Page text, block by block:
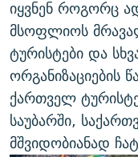
იყვნენ როგორც
მსოფლიოს
ტურისტები და
ორგანიზაციების
ქართველ
საუბარში,
მშვიდობიანად